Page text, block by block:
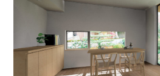
POSTS
建築実例
コラム
インタビュー